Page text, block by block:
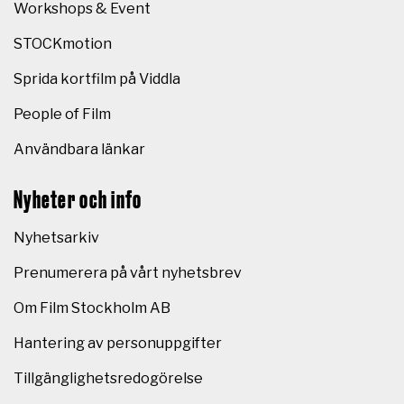
Workshops & Event
STOCKmotion
Sprida kortfilm på Viddla
People of Film
Användbara länkar
Nyheter och info
Nyhetsarkiv
Prenumerera på vårt nyhetsbrev
Om Film Stockholm AB
Hantering av personuppgifter
Tillgänglighetsredogörelse